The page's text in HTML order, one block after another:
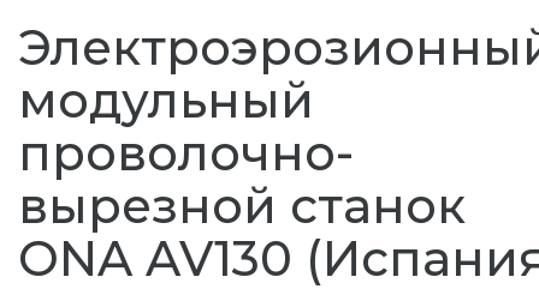
модульный
проволочно-
вырезной станок
ONA AV130